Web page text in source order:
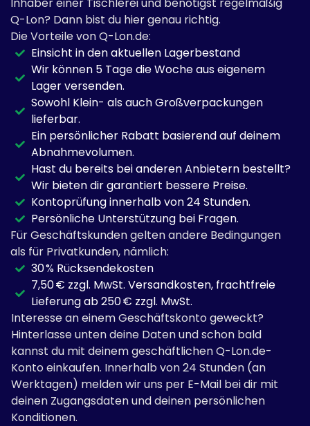
Q-Lon? Dann bist du hier genau richtig.
Die Vorteile von Q-Lon.de:
Einsicht in den aktuellen Lagerbestand
Wir können 5 Tage die Woche aus eigenem
Lager versenden.
Sowohl Klein- als auch Großverpackungen
lieferbar.
Ein persönlicher Rabatt basierend auf deinem
Abnahmevolumen.
Hast du bereits bei anderen Anbietern bestellt?
Wir bieten dir garantiert bessere Preise.
Kontoprüfung innerhalb von 24 Stunden.
Persönliche Unterstützung bei Fragen.
Für Geschäftskunden gelten andere Bedingungen
als für Privatkunden, nämlich:
30 % Rücksendekosten
7,50 € zzgl. MwSt. Versandkosten, frachtfreie
Lieferung ab 250 € zzgl. MwSt.
Interesse an einem Geschäftskonto geweckt?
Hinterlasse unten deine Daten und schon bald
kannst du mit deinem geschäftlichen Q-Lon.de-
Konto einkaufen. Innerhalb von 24 Stunden (an
Werktagen) melden wir uns per E-Mail bei dir mit
deinen Zugangsdaten und deinen persönlichen
Konditionen.